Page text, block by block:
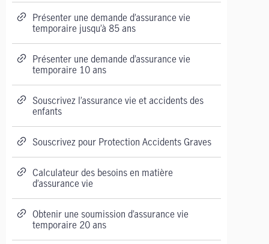
Présenter une demande d’assurance vie
temporaire jusqu’à 85 ans
Présenter une demande d’assurance vie
temporaire 10 ans
Souscrivez l’assurance vie et accidents des
enfants
Souscrivez pour Protection Accidents Graves
Calculateur des besoins en matière
d’assurance vie
Obtenir une soumission d’assurance vie
temporaire 20 ans